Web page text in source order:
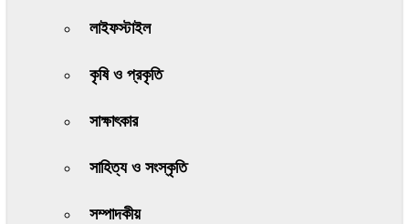
লাইফস্টাইল
কৃষি ও প্রকৃতি
সাক্ষাৎকার
সাহিত্য ও সংস্কৃতি
সম্পাদকীয়